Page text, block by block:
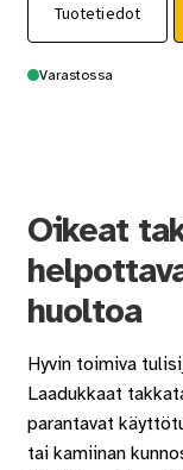
Tuotetiedot
Varastossa
Oikeat
huoltoa
Hyvin toimiva
Laadukkaat
parantavat
tai kamiinan